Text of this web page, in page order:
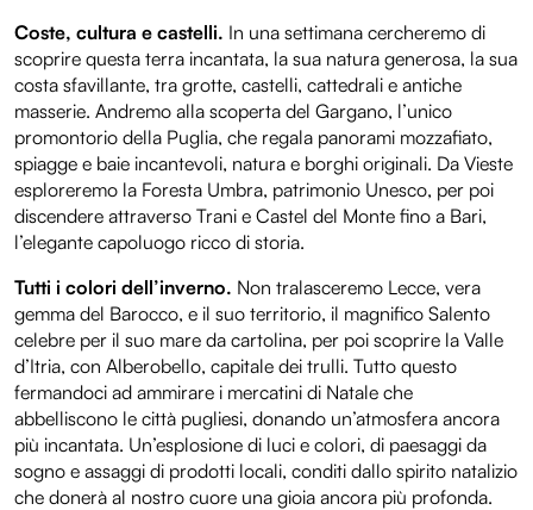
Coste, cultura e castelli. In una settimana cercheremo di
scoprire questa terra incantata, la sua natura generosa, la sua
costa sfavillante, tra grotte, castelli, cattedrali e antiche
masserie. Andremo alla scoperta del Gargano, l’unico
promontorio della Puglia, che regala panorami mozzafiato,
spiagge e baie incantevoli, natura e borghi originali. Da Vieste
esploreremo la Foresta Umbra, patrimonio Unesco, per poi
discendere attraverso Trani e Castel del Monte fino a Bari,
l’elegante capoluogo ricco di storia.
Tutti i colori dell’inverno. Non tralasceremo Lecce, vera
gemma del Barocco, e il suo territorio, il magnifico Salento
celebre per il suo mare da cartolina, per poi scoprire la Valle
d’Itria, con Alberobello, capitale dei trulli. Tutto questo
fermandoci ad ammirare i mercatini di Natale che
abbelliscono le città pugliesi, donando un’atmosfera ancora
più incantata. Un’esplosione di luci e colori, di paesaggi da
sogno e assaggi di prodotti locali, conditi dallo spirito natalizio
che donerà al nostro cuore una gioia ancora più profonda.